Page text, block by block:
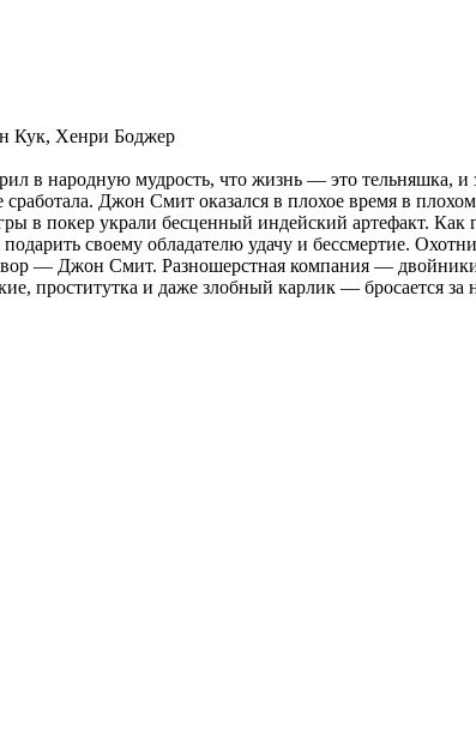
Кук, Хенри Боджер
в народную мудрость, что жизнь — это тельняшка, и
сработала. Джон Смит оказался в плохое время в
в покер украли бесценный индейский артефакт. Как
своему обладателю удачу и бессмертие.
вор — Джон Смит. Разношерстная компания —
проститутка и даже злобный карлик — бросается